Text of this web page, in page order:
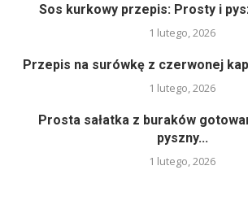
Sos kurkowy przepis: Prosty i
1 lutego, 2026
Przepis na surówkę z czerwonej
1 lutego, 2026
Prosta sałatka z buraków
pyszny...
1 lutego, 2026